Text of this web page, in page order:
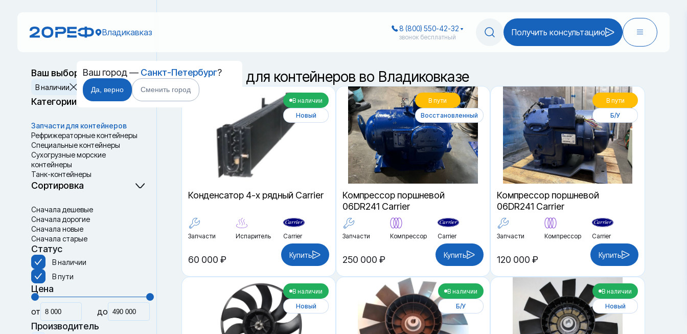
Владикавказ
Ваш город — Санкт-Петербург?
Да, верно Сменить город
8 (800) 550-42-32
звонок бесплатный Получить консультацию
Ваш выбор
Сбросить
В наличии
В пути
Категории
Запчасти для контейнеров
Рефрижераторные контейнеры
Специальные контейнеры
Cухогрузные морские
контейнеры
Танк-контейнеры
Термоконтейнеры
Сортировка
Сначала дешевые
Сначала дорогие
Сначала новые
Сначала старые
Статус
В наличии
В пути
Цена
от до
Производитель
Запчасти для контейнеров во Владиковказе
В наличии
Новый
Конденсатор 4-х рядный Carrier
Запчасти Испаритель Carrier
60 000 ₽ Купить
В пути
Восстановленный
Компрессор поршневой
06DR241 Carrier
Запчасти Компрессор Carrier
250 000 ₽ Купить
В пути
Б/У
Компрессор поршневой
06DR241 Carrier
Запчасти Компрессор Carrier
120 000 ₽ Купить
В наличии
Новый
В наличии
Б/У
В наличии
Новый